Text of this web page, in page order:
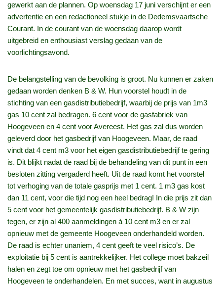
gewerkt aan de plannen. Op woensdag 17 juni verschijnt er een
advertentie en een redactioneel stukje in de Dedemsvaartsche
Courant. In de courant van de woensdag daarop wordt
uitgebreid en enthousiast verslag gedaan van de
voorlichtingsavond.
De belangstelling van de bevolking is groot. Nu kunnen er zaken
gedaan worden denken B & W. Hun voorstel houdt in de
stichting van een gasdistributiebedrijf, waarbij de prijs van 1m3
gas 10 cent zal bedragen. 6 cent voor de gasfabriek van
Hoogeveen en 4 cent voor Avereest. Het gas zal dus worden
geleverd door het gasbedrijf van Hoogeveen. Maar, de raad
vindt dat 4 cent m3 voor het eigen gasdistributiebedrijf te gering
is. Dit blijkt nadat de raad bij de behandeling van dit punt in een
besloten zitting vergaderd heeft. Uit de raad komt het voorstel
tot verhoging van de totale gasprijs met 1 cent. 1 m3 gas kost
dan 11 cent, voor die tijd nog een heel bedrag! In die prijs zit dan
5 cent voor het gemeentelijk gasdistributiebedrijf. B & W zijn
tegen, er zijn al 400 aanmeldingen à 10 cent m3 en er zal
opnieuw met de gemeente Hoogeveen onderhandeld worden.
De raad is echter unaniem, 4 cent geeft te veel risico’s. De
exploitatie bij 5 cent is aantrekkelijker. Het college moet bakzeil
halen en zegt toe om opnieuw met het gasbedrijf van
Hoogeveen te onderhandelen. En met succes, want in augustus